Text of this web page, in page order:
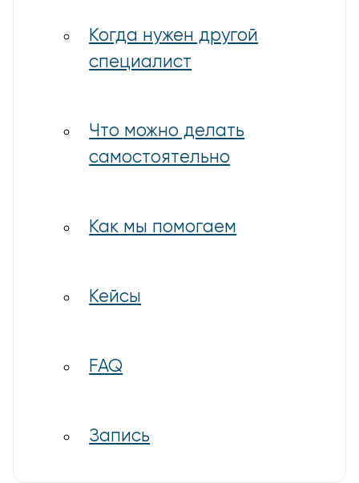
Когда нужен другой
специалист
Что можно делать
самостоятельно
Как мы помогаем
Кейсы
FAQ
Запись